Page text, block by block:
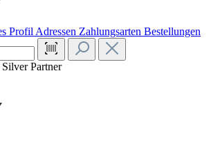
Profil Adressen Zahlungsarten Bestellungen